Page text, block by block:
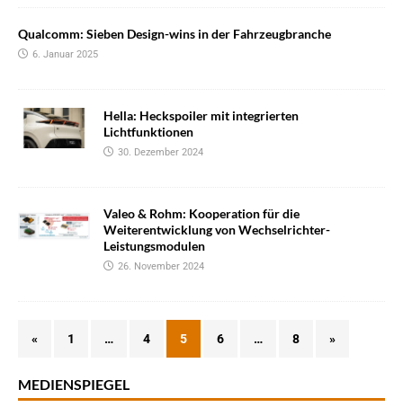
Qualcomm: Sieben Design-wins in der Fahrzeugbranche
6. Januar 2025
Hella: Heckspoiler mit integrierten
Lichtfunktionen
30. Dezember 2024
Valeo & Rohm: Kooperation für die
Weiterentwicklung von Wechselrichter-
Leistungsmodulen
26. November 2024
« 1 … 4 5 6 … 8 »
MEDIENSPIEGEL